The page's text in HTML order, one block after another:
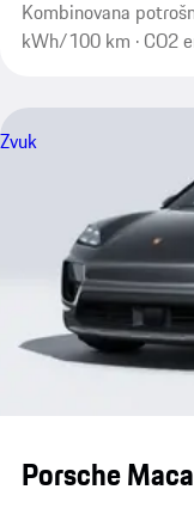
Kombinovana
kWh/100 km · CO2
Zvuk
Porsche